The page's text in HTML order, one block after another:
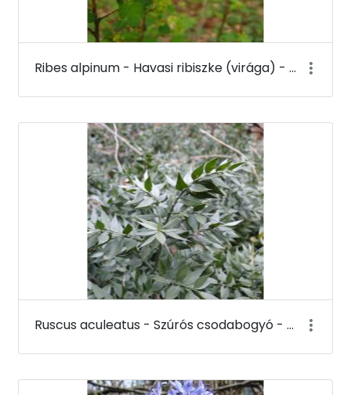
Ribes alpinum - Havasi ribiszke (virága) - Budai Arborétum
Ruscus aculeatus - Szúrós csodabogyó - Budai Arborétum